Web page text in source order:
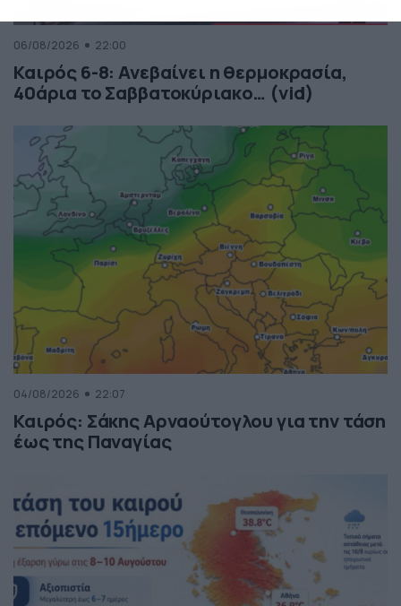
06/08/2026 22:00
Καιρός 6-8: Ανεβαίνει η θερμοκρασία,
40άρια το Σαββατοκύριακο… (vid)
04/08/2026 22:07
Καιρός: Σάκης Αρναούτογλου για την τάση
έως της Παναγίας